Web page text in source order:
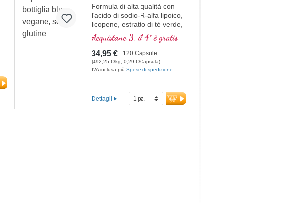
Formula di alta qualità con
l'acido di sodio-R-alfa lipoico,
licopene, estratto di tè verde,
monakolina K, vitamina E,
vitamina B3 e beta glucano,
che contribuisce al
mantenimento della normale
colesterolo nel sangue.
Acquistane 3, il 4° è gratis
34,95 € 120 Capsule
(492,25 €/kg, 0,29 €/Capsula)
IVA inclusa piùSpese di spedizione
Dettagli